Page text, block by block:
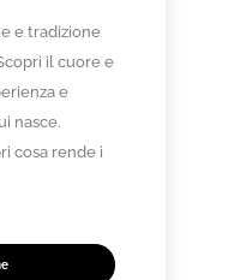
e tradizione
il cuore e
e
nasce.
cosa rende i